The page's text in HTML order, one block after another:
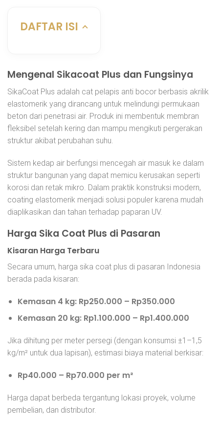
DAFTAR ISI
Mengenal Sikacoat Plus dan Fungsinya
SikaCoat Plus adalah cat pelapis anti bocor berbasis akrilik
elastomerik yang dirancang untuk melindungi permukaan
beton dari penetrasi air. Produk ini membentuk membran
fleksibel setelah kering dan mampu mengikuti pergerakan
struktur akibat perubahan suhu.
Sistem kedap air berfungsi mencegah air masuk ke dalam
struktur bangunan yang dapat memicu kerusakan seperti
korosi dan retak mikro. Dalam praktik konstruksi modern,
coating elastomerik menjadi solusi populer karena mudah
diaplikasikan dan tahan terhadap paparan UV.
Harga Sika Coat Plus di Pasaran
Kisaran Harga Terbaru
Secara umum, harga sika coat plus di pasaran Indonesia
berada pada kisaran:
Kemasan 4 kg: Rp250.000 – Rp350.000
Kemasan 20 kg: Rp1.100.000 – Rp1.400.000
Jika dihitung per meter persegi (dengan konsumsi ±1–1,5
kg/m² untuk dua lapisan), estimasi biaya material berkisar:
Rp40.000 – Rp70.000 per m²
Harga dapat berbeda tergantung lokasi proyek, volume
pembelian, dan distributor.